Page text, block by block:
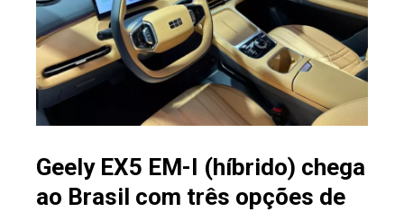
Geely EX5 EM-I (híbrido) chega
ao Brasil com três opções de